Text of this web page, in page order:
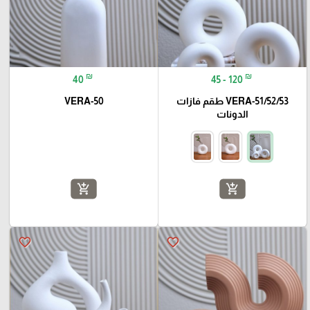
45 - 120 ₪
VERA-51/52/53 طقم فازات
الدونات
add_shopping_cart
40 ₪
VERA-50
add_shopping_cart
favorite_border
favorite_border